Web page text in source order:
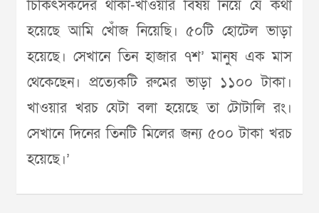
চিকিৎসকদের থাকা-খাওয়ার বিষয় নিয়ে যে কথা
হয়েছে আমি খোঁজ নিয়েছি। ৫০টি হোটেল ভাড়া
হয়েছে। সেখানে তিন হাজার ৭শ’ মানুষ এক মাস
থেকেছেন। প্রত্যেকটি রুমের ভাড়া ১১০০ টাকা।
খাওয়ার খরচ যেটা বলা হয়েছে তা টোটালি রং।
সেখানে দিনের তিনটি মিলের জন্য ৫০০ টাকা খরচ
হয়েছে।’